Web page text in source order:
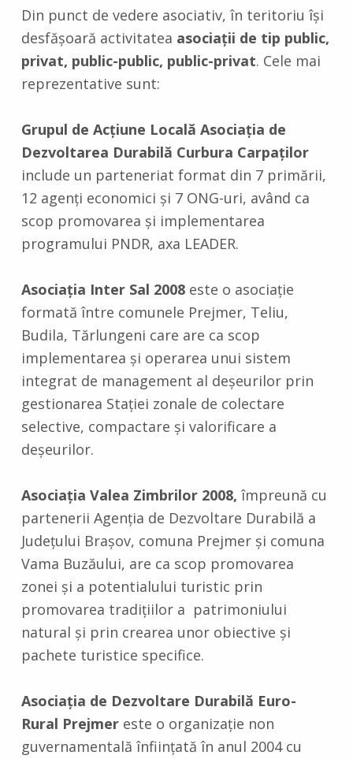
Din punct de vedere asociativ, în teritoriu îşi
desfăşoară activitatea asociaţii de tip public,
privat, public-public, public-privat. Cele mai
reprezentative sunt:
Grupul de Acţiune Locală Asociaţia de
Dezvoltarea Durabilă Curbura Carpaţilor
include un parteneriat format din 7 primării,
12 agenţi economici şi 7 ONG-uri, având ca
scop promovarea şi implementarea
programului PNDR, axa LEADER.
Asociaţia Inter Sal 2008 este o asociaţie
formată între comunele Prejmer, Teliu,
Budila, Tărlungeni care are ca scop
implementarea şi operarea unui sistem
integrat de management al deşeurilor prin
gestionarea Staţiei zonale de colectare
selective, compactare și valorificare a
deșeurilor.
Asociaţia Valea Zimbrilor 2008, împreună cu
partenerii Agenţia de Dezvoltare Durabilă a
Județului Braşov, comuna Prejmer și comuna
Vama Buzăului, are ca scop promovarea
zonei și a potentialului turistic prin
promovarea tradiţiilor a patrimoniului
natural şi prin crearea unor obiective şi
pachete turistice specifice.
Asociaţia de Dezvoltare Durabilă Euro-
Rural Prejmer este o organizaţie non
guvernamentală înfiinţată în anul 2004 cu